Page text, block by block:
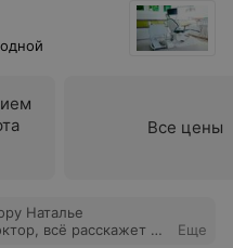
Все цены
Наталье
всё расскажет и
Еще